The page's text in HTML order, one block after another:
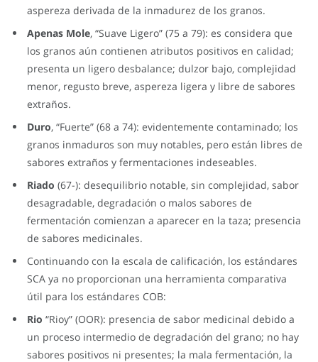
aspereza derivada de la inmadurez de los granos.
Apenas Mole, “Suave Ligero” (75 a 79): es considera que
los granos aún contienen atributos positivos en calidad;
presenta un ligero desbalance; dulzor bajo, complejidad
menor, regusto breve, aspereza ligera y libre de sabores
extraños.
Duro, “Fuerte” (68 a 74): evidentemente contaminado; los
granos inmaduros son muy notables, pero están libres de
sabores extraños y fermentaciones indeseables.
Riado (67-): desequilibrio notable, sin complejidad, sabor
desagradable, degradación o malos sabores de
fermentación comienzan a aparecer en la taza; presencia
de sabores medicinales.
Continuando con la escala de calificación, los estándares
SCA ya no proporcionan una herramienta comparativa
útil para los estándares COB:
Rio “Rioy” (OOR): presencia de sabor medicinal debido a
un proceso intermedio de degradación del grano; no hay
sabores positivos ni presentes; la mala fermentación, la